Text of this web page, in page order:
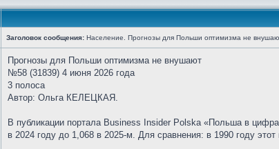
Заголовок сообщения: Население. Прогнозы для Польши оптимизма не
Прогнозы для Польши оптимизма не внушают
№58 (31839) 4 июня 2026 года
3 полоса
Автор: Ольга КЕЛЕЦКАЯ.
В публикации портала Business Insider Polska «Польша в
в 2024 году до 1,068 в 2025-м. Для сравнения: в 1990 году этот